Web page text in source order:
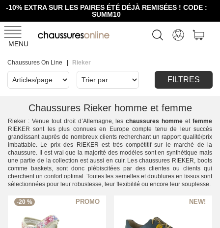
-10% EXTRA SUR LES PAIRES ÉTÉ DÉJÀ REMISÉES ! CODE :
SUMM10
MENU
Chaussures On Line Rieker
FILTRES
Chaussures Rieker homme et femme
Rieker : Venue tout droit d’Allemagne, leschaussures homme etfemme
RIEKER sont les plus connues en Europe compte tenu de leur succès
grandissant auprès de nombreux clients recherchant un rapport qualité/prix
imbattable. Le prix des RIEKER est très compétitif sur le marché de la
chaussure. Il est vrai que la majorité des modèles sont en synthétique mais
une partie de la collection est aussi en cuir. Les chaussures RIEKER, boots
comme baskets, sont donc plébiscitées par des clientes ou clients qui
cherchent un confort optimal. Toutes les semelles et doublures en tissus sont
sélectionnées pour leur robustesse, leur flexibilité ou encore leur souplesse.
-20 %